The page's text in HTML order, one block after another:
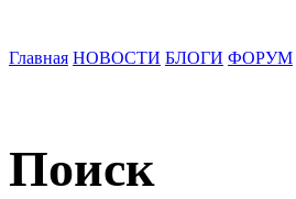
Главная НОВОСТИ БЛОГИ ФОРУМ
Поиск